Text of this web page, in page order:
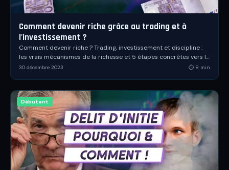
Comment devenir riche grâce au trading et à
l'investissement ?
Comment devenir riche ? Trading, investissement et discipline :
les vrais mécanismes de la richesse et 5 étapes concrètes vers la
liberté financière.
30 décembre 2023 ⏱ 8 min
Débutant